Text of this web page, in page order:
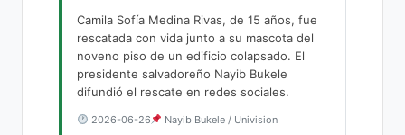
Camila Sofía Medina Rivas, de 15 años, fue
rescatada con vida junto a su mascota del
noveno piso de un edificio colapsado. El
presidente salvadoreño Nayib Bukele
difundió el rescate en redes sociales.
2026-06-26 Nayib Bukele / Univision